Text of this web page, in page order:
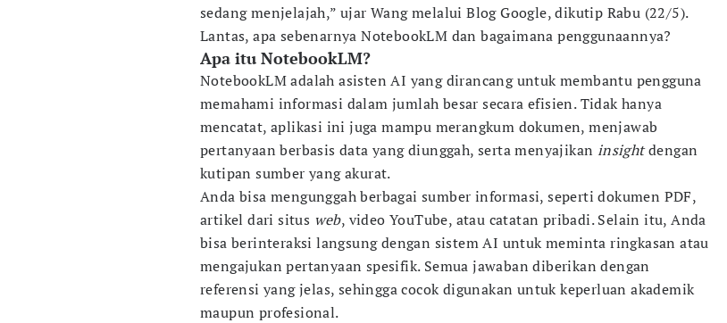
sedang menjelajah,” ujar Wang melalui Blog Google, dikutip Rabu (22/5).
Lantas, apa sebenarnya NotebookLM dan bagaimana penggunaannya?
Apa itu NotebookLM?
NotebookLM adalah asisten AI yang dirancang untuk membantu pengguna
memahami informasi dalam jumlah besar secara efisien. Tidak hanya
mencatat, aplikasi ini juga mampu merangkum dokumen, menjawab
pertanyaan berbasis data yang diunggah, serta menyajikan insightdengan
kutipan sumber yang akurat.
Anda bisa mengunggah berbagai sumber informasi, seperti dokumen PDF,
artikel dari situs web, video YouTube, atau catatan pribadi. Selain itu, Anda
bisa berinteraksi langsung dengan sistem AI untuk meminta ringkasan atau
mengajukan pertanyaan spesifik. Semua jawaban diberikan dengan
referensi yang jelas, sehingga cocok digunakan untuk keperluan akademik
maupun profesional.